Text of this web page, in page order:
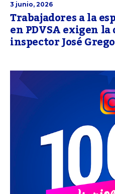
3 junio, 2026
Trabajadores a la
en PDVSA exigen
inspector José